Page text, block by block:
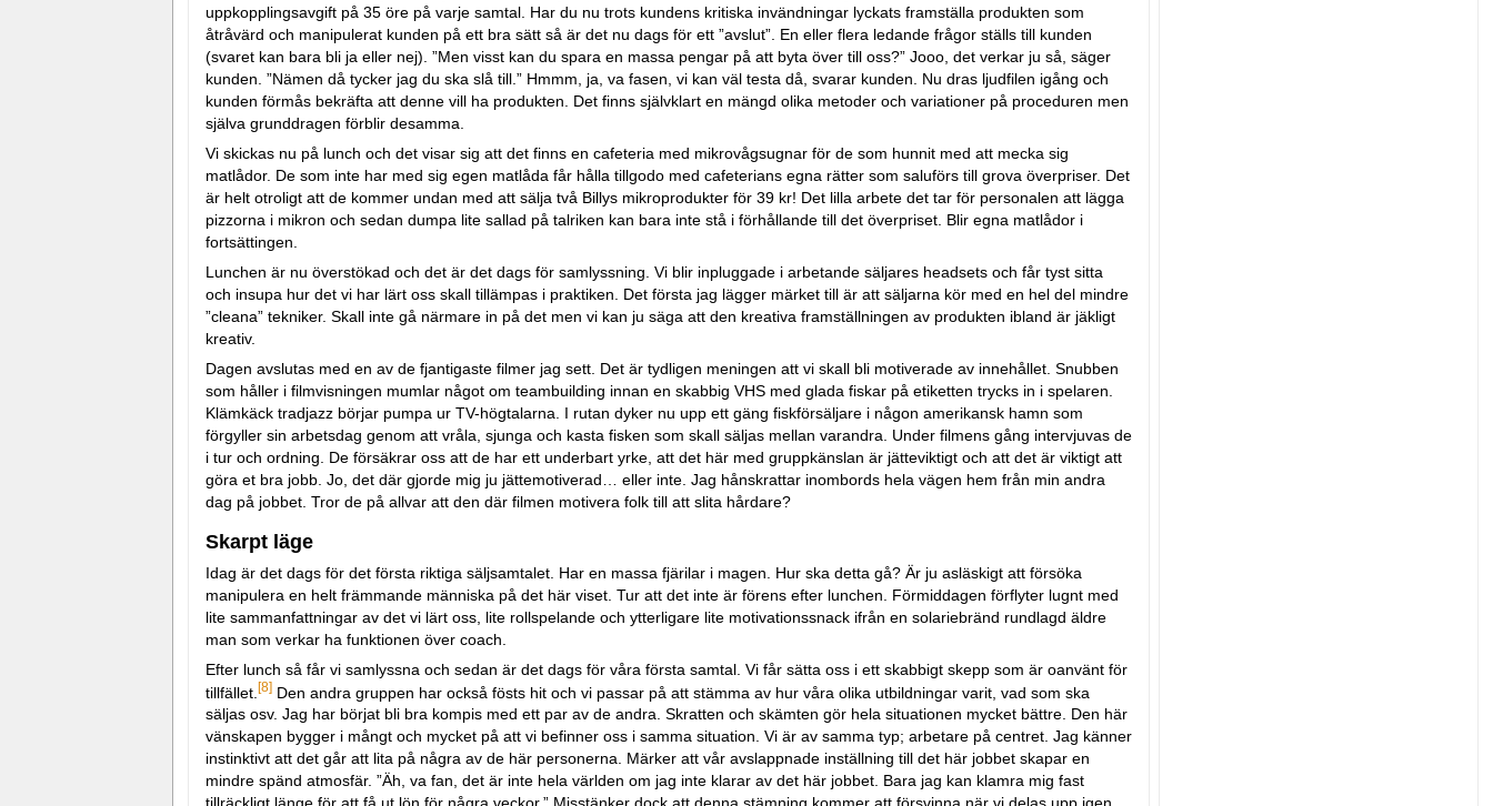
uppkopplingsavgift på 35 öre på varje samtal. Har du nu trots kundens kritiska invändningar lyckats framställa produkten som
åtråvärd och manipulerat kunden på ett bra sätt så är det nu dags för ett ”avslut”. En eller flera ledande frågor ställs till kunden
(svaret kan bara bli ja eller nej). ”Men visst kan du spara en massa pengar på att byta över till oss?” Jooo, det verkar ju så, säger
kunden. ”Nämen då tycker jag du ska slå till.” Hmmm, ja, va fasen, vi kan väl testa då, svarar kunden. Nu dras ljudfilen igång och
kunden förmås bekräfta att denne vill ha produkten. Det finns självklart en mängd olika metoder och variationer på proceduren men
själva grunddragen förblir desamma.
Vi skickas nu på lunch och det visar sig att det finns en cafeteria med mikrovågsugnar för de som hunnit med att mecka sig
matlådor. De som inte har med sig egen matlåda får hålla tillgodo med cafeterians egna rätter som saluförs till grova överpriser. Det
är helt otroligt att de kommer undan med att sälja två Billys mikroprodukter för 39 kr! Det lilla arbete det tar för personalen att lägga
pizzorna i mikron och sedan dumpa lite sallad på talriken kan bara inte stå i förhållande till det överpriset. Blir egna matlådor i
fortsättingen.
Lunchen är nu överstökad och det är det dags för samlyssning. Vi blir inpluggade i arbetande säljares headsets och får tyst sitta
och insupa hur det vi har lärt oss skall tillämpas i praktiken. Det första jag lägger märket till är att säljarna kör med en hel del mindre
”cleana” tekniker. Skall inte gå närmare in på det men vi kan ju säga att den kreativa framställningen av produkten ibland är jäkligt
kreativ.
Dagen avslutas med en av de fjantigaste filmer jag sett. Det är tydligen meningen att vi skall bli motiverade av innehållet. Snubben
som håller i filmvisningen mumlar något om teambuilding innan en skabbig VHS med glada fiskar på etiketten trycks in i spelaren.
Klämkäck tradjazz börjar pumpa ur TV-högtalarna. I rutan dyker nu upp ett gäng fiskförsäljare i någon amerikansk hamn som
förgyller sin arbetsdag genom att vråla, sjunga och kasta fisken som skall säljas mellan varandra. Under filmens gång intervjuvas de
i tur och ordning. De försäkrar oss att de har ett underbart yrke, att det här med gruppkänslan är jätteviktigt och att det är viktigt att
göra et bra jobb. Jo, det där gjorde mig ju jättemotiverad… eller inte. Jag hånskrattar inombords hela vägen hem från min andra
dag på jobbet. Tror de på allvar att den där filmen motivera folk till att slita hårdare?
Skarpt läge
Idag är det dags för det första riktiga säljsamtalet. Har en massa fjärilar i magen. Hur ska detta gå? Är ju asläskigt att försöka
manipulera en helt främmande människa på det här viset. Tur att det inte är förens efter lunchen. Förmiddagen förflyter lugnt med
lite sammanfattningar av det vi lärt oss, lite rollspelande och ytterligare lite motivationssnack ifrån en solariebränd rundlagd äldre
man som verkar ha funktionen över coach.
Efter lunch så får vi samlyssna och sedan är det dags för våra första samtal. Vi får sätta oss i ett skabbigt skepp som är oanvänt för
tillfället. [8]Den andra gruppen har också fösts hit och vi passar på att stämma av hur våra olika utbildningar varit, vad som ska
säljas osv. Jag har börjat bli bra kompis med ett par av de andra. Skratten och skämten gör hela situationen mycket bättre. Den här
vänskapen bygger i mångt och mycket på att vi befinner oss i samma situation. Vi är av samma typ; arbetare på centret. Jag känner
instinktivt att det går att lita på några av de här personerna. Märker att vår avslappnade inställning till det här jobbet skapar en
mindre spänd atmosfär. ”Äh, va fan, det är inte hela världen om jag inte klarar av det här jobbet. Bara jag kan klamra mig fast